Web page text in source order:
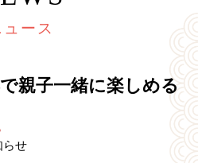
ュース
親子一緒に楽しめる
らせ